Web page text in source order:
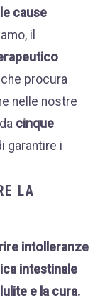
cause
procura
nelle nostre
cinque
garantire i
LA
intolleranze
intestinale
e la cura.